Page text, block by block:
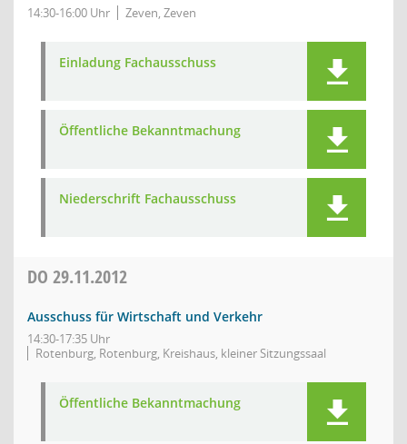
14:30-16:00 Uhr Zeven, Zeven
Einladung Fachausschuss
Öffentliche Bekanntmachung
Niederschrift Fachausschuss
DO 29.11.2012
Ausschuss für Wirtschaft und Verkehr
14:30-17:35 Uhr
Rotenburg, Rotenburg, Kreishaus, kleiner Sitzungssaal
Öffentliche Bekanntmachung